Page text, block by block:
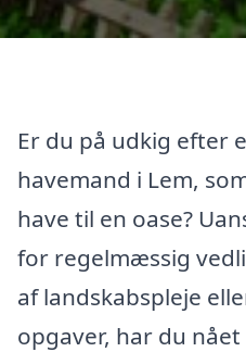
Er du på udkig efter
havemand i Lem,
have til en oase?
for regelmæssig
af landskabspleje
opgaver, har du